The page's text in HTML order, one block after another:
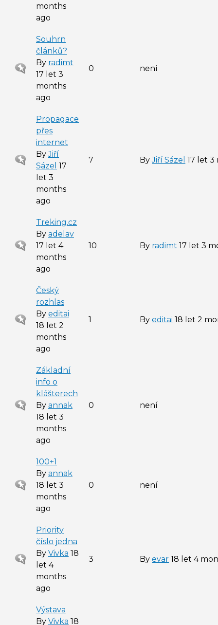
months
ago
Sticky
Souhrn
článků?
By radimt
17 let 3
months
ago
0 není
Sticky
Propagace
přes
internet
ByJiří
Sázel 17
let 3
months
ago
7 ByJiří Sázel 17 let 3
Sticky
Treking.cz
By adelav
17 let 4
months
ago
10 By radimt 17 let 3
Sticky
Český
rozhlas
By editai
18 let 2
months
ago
1 By editai 18 let 2
Sticky
Základní
info o
klášterech
By annak
18 let 3
months
ago
0 není
Sticky
100+1
By annak
18 let 3
months
ago
0 není
Sticky
Priority
číslo jedna
By Vivka 18
let 4
months
ago
3 By evar 18 let 4
Výstava
By Vivka 18